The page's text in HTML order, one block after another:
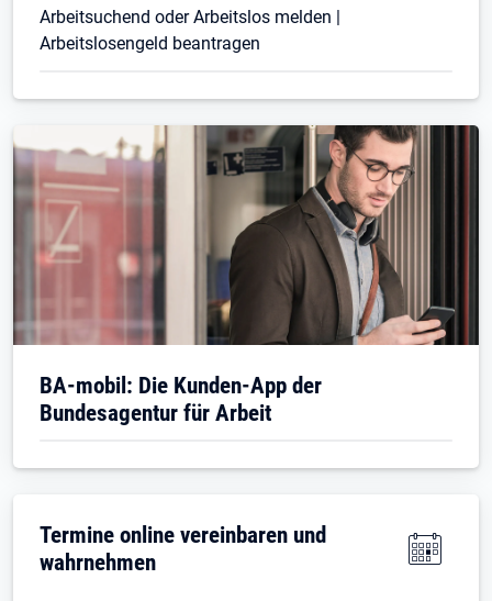
Arbeitsuchend oder Arbeitslos melden |
Arbeitslosengeld beantragen
BA-mobil: Die Kunden-App der
Bundesagentur für Arbeit
Termine online vereinbaren und
wahrnehmen